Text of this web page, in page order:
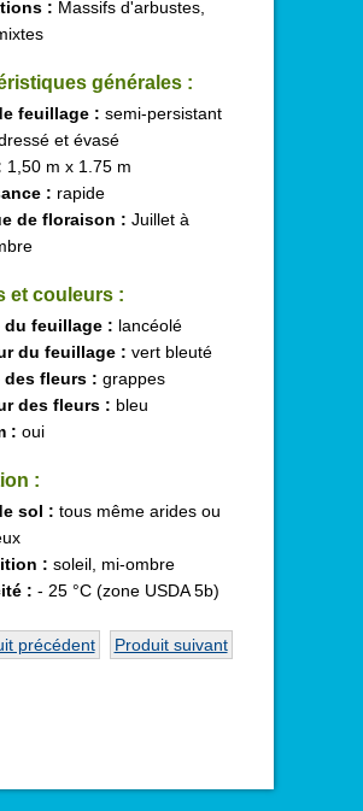
: Massifs d'arbustes,
générales :
feuillage : semi-persistant
et évasé
1,50 m x 1.75 m
: rapide
de floraison : Juillet à
et couleurs :
du feuillage : lancéolé
du feuillage : vert bleuté
des fleurs : grappes
des fleurs : bleu
: oui
:
sol : tous même arides ou
: soleil, mi-ombre
: - 25 °C (zone USDA 5b)
précédent Produit suivant